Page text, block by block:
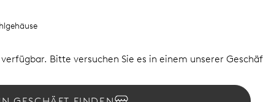
Bitte versuchen Sie es in einem unserer